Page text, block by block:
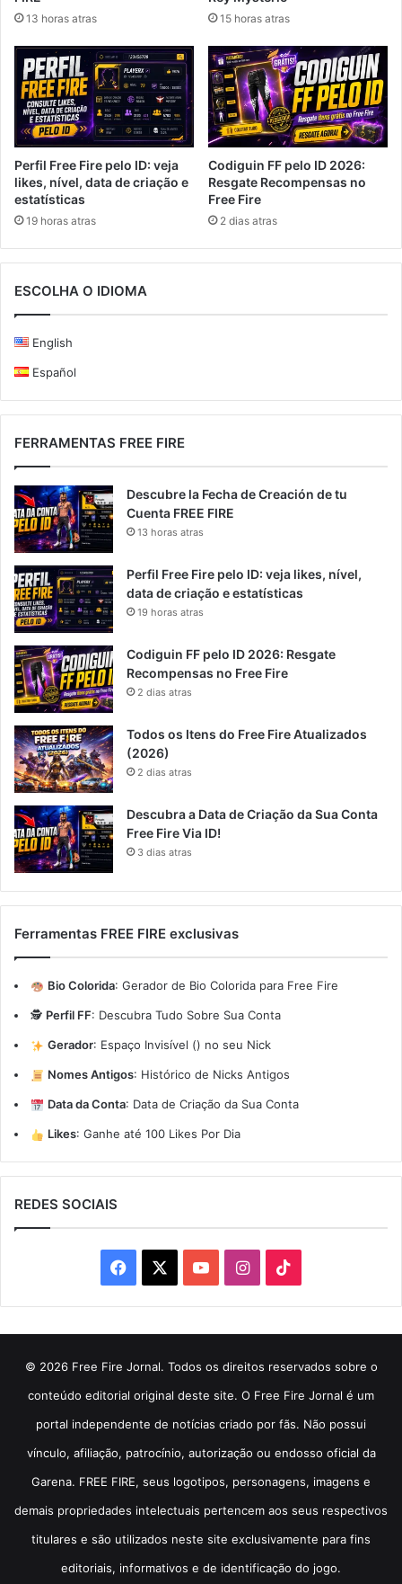
13 horas atras 15 horas atras
Perfil Free Fire pelo ID: veja
likes, nível, data de criação e
estatísticas
19 horas atras
Codiguin FF pelo ID 2026:
Resgate Recompensas no
Free Fire
2 dias atras
ESCOLHA O IDIOMA
English
Español
FERRAMENTAS FREE FIRE
Descubre la Fecha de Creación de tu
Cuenta FREE FIRE
13 horas atras
Perfil Free Fire pelo ID: veja likes, nível,
data de criação e estatísticas
19 horas atras
Codiguin FF pelo ID 2026: Resgate
Recompensas no Free Fire
2 dias atras
Todos os Itens do Free Fire Atualizados
(2026)
2 dias atras
Descubra a Data de Criação da Sua Conta
Free Fire Via ID!
3 dias atras
Ferramentas FREE FIRE exclusivas
Bio Colorida: Gerador de Bio Colorida para Free Fire
🕵️ Perfil FF: Descubra Tudo Sobre Sua Conta
Gerador: Espaço Invisível (ㅤ) no seu Nick
Nomes Antigos: Histórico de Nicks Antigos
Data da Conta: Data de Criação da Sua Conta
Likes: Ganhe até 100 Likes Por Dia
REDES SOCIAIS
Facebook YouTubeInstagram
© 2026 Free Fire Jornal. Todos os direitos reservados sobre o
conteúdo editorial original deste site. O Free Fire Jornal é um
portal independente de notícias criado por fãs. Não possui
vínculo, afiliação, patrocínio, autorização ou endosso oficial da
Garena. FREE FIRE, seus logotipos, personagens, imagens e
demais propriedades intelectuais pertencem aos seus respectivos
titulares e são utilizados neste site exclusivamente para fins
editoriais, informativos e de identificação do jogo.